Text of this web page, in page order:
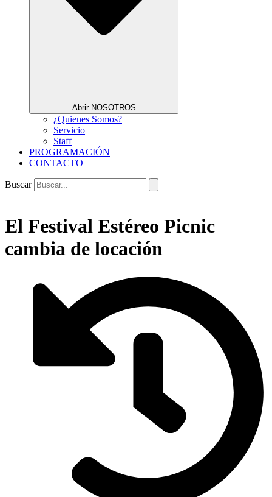
Abrir NOSOTROS
¿Quienes Somos?
Servicio
Staff
PROGRAMACIÓN
CONTACTO
Buscar
El Festival Estéreo Picnic
cambia de locación